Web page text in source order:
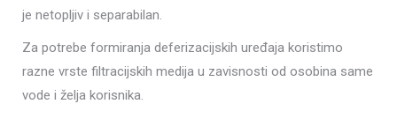
je netopljiv i separabilan.
Za potrebe formiranja deferizacijskih uređaja koristimo
razne vrste filtracijskih medija u zavisnosti od osobina same
vode i želja korisnika.